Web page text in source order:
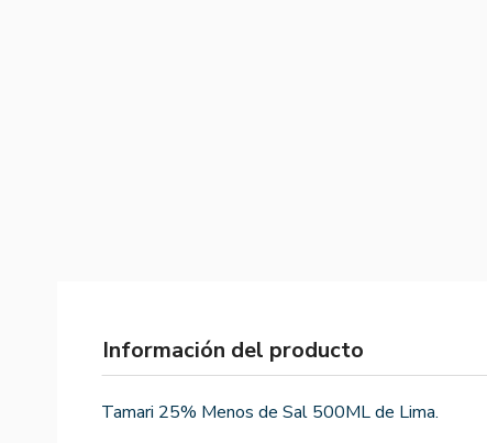
Información del producto
Tamari 25% Menos de Sal 500ML de Lima.